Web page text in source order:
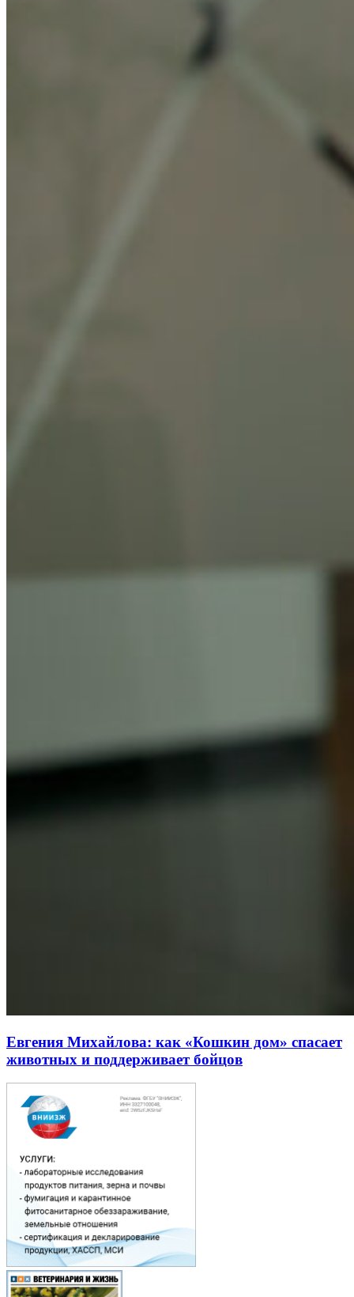
Евгения Михайлова: как «Кошкин дом» спасает
животных и поддерживает бойцов